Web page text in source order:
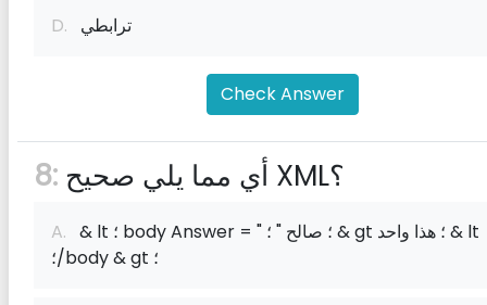
D. ترابطي
Check Answer
8: أي مما يلي صحيح XML؟
A. & lt ؛ body Answer = " ؛ صالح " ؛ & gt ؛ هذا واحد & lt
؛/body & gt ؛